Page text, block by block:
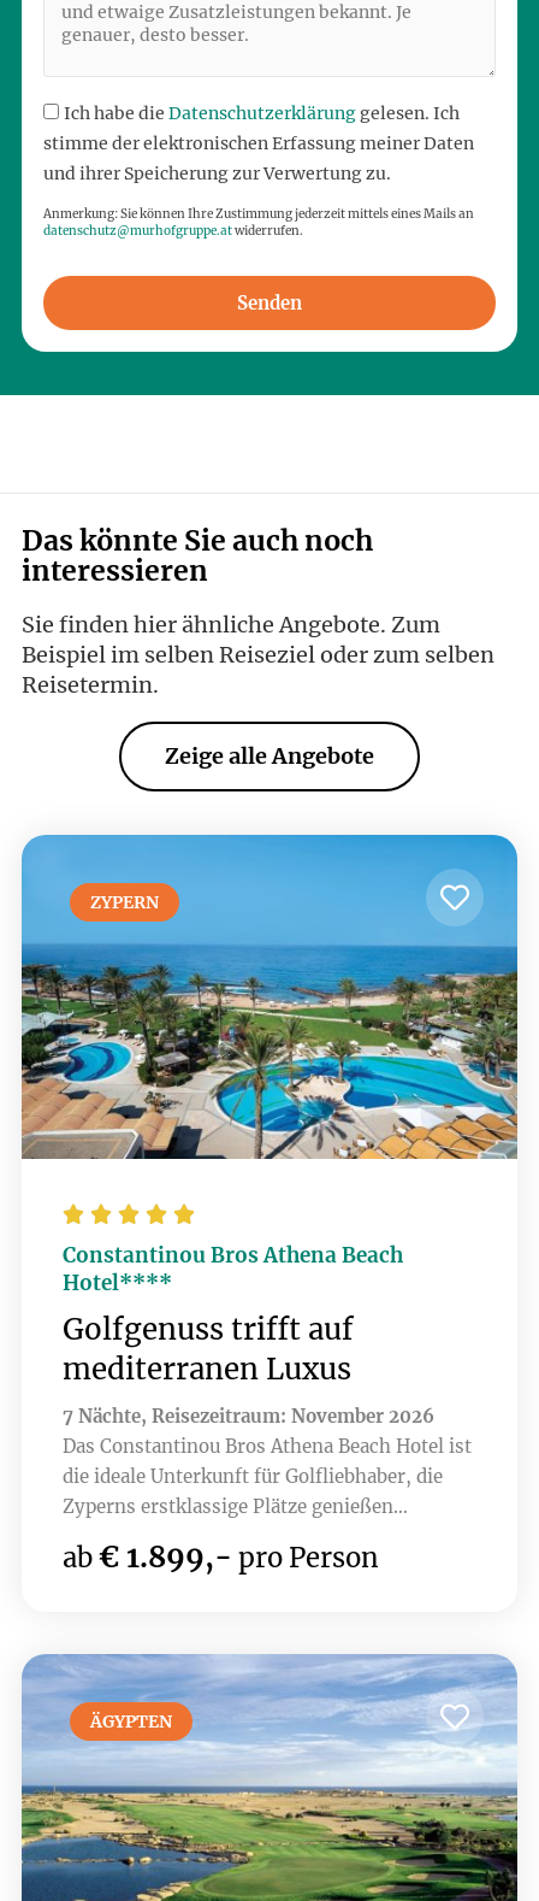
Ich habe die Datenschutzerklärung gelesen. Ich
stimme der elektronischen Erfassung meiner Daten
und ihrer Speicherung zur Verwertung zu.
Anmerkung: Sie können Ihre Zustimmung jederzeit mittels eines Mails an
datenschutz@murhofgruppe.atwiderrufen.
Senden
Das könnte Sie auch noch
interessieren
Sie finden hier ähnliche Angebote. Zum
Beispiel im selben Reiseziel oder zum selben
Reisetermin.
Zeige alle Angebote
ZYPERN
    
Constantinou Bros Athena Beach
Hotel****
Golfgenuss trifft auf
mediterranen Luxus
7 Nächte, Reisezeitraum: November 2026
Das Constantinou Bros Athena Beach Hotel ist
die ideale Unterkunft für Golfliebhaber, die
Zyperns erstklassige Plätze genießen
Top-Golfplätze wie Elea, Minthis , PGA -
ein Spa und erstklassige Restaurants, sorgen
für Erholung nach einer Runde Golf.
ab€ 1.899,- pro Person
ÄGYPTEN